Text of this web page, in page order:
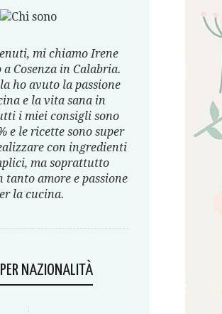
mi chiamo Irene
Cosenza in Calabria.
ho avuto la passione
e la vita sana in
i miei consigli sono
e le ricette sono super
con ingredienti
ma soprattutto
tanto amore e passione
la cucina.
NAZIONALITÀ